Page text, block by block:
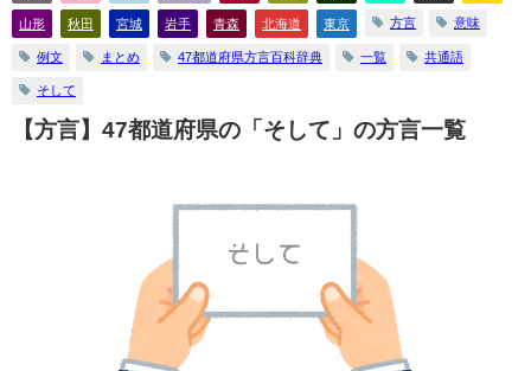
山形 秋田 宮城 岩手 青森 北海道 東京 方言 意味
例文 まとめ 47都道府県方言百科辞典 一覧 共通語
そして
【方言】47都道府県の「そして」の方言一覧